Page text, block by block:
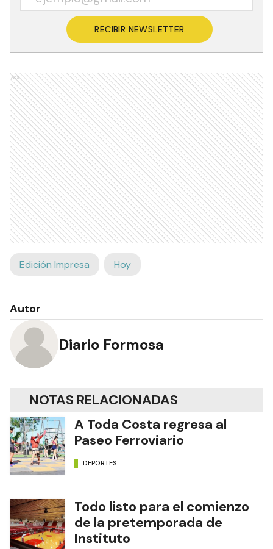
RECIBIR NEWSLETTER
Ads
Edición Impresa Hoy
Autor
Diario Formosa
NOTAS RELACIONADAS
A Toda Costa regresa al
Paseo Ferroviario
DEPORTES
Todo listo para el comienzo
de la pretemporada de
Instituto